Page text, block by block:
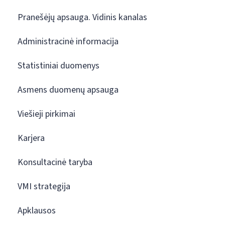
Pranešėjų apsauga. Vidinis kanalas
Administracinė informacija
Statistiniai duomenys
Asmens duomenų apsauga
Viešieji pirkimai
Karjera
Konsultacinė taryba
VMI strategija
Apklausos